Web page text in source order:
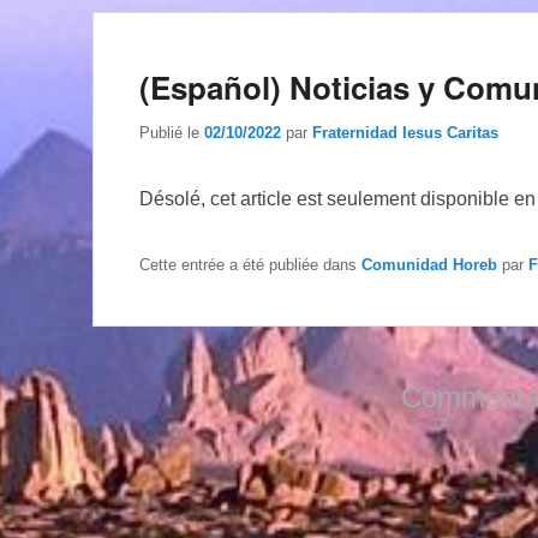
(Español) Noticias y
Publié le 02/10/2022 par Fraternidad Iesus Caritas
Désolé, cet article est seulement disponible en
Cette entrée a été publiée dans Comunidad Horeb par